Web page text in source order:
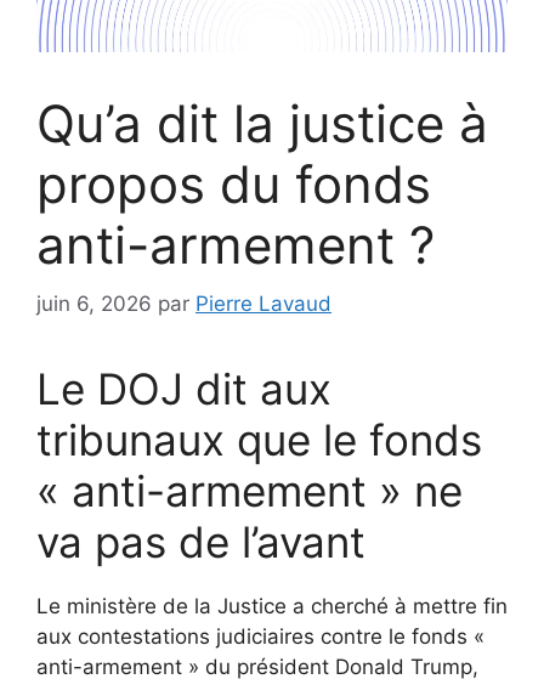
Qu’a dit la justice à
propos du fonds
anti-armement ?
juin 6, 2026 par Pierre Lavaud
Le DOJ dit aux
tribunaux que le fonds
« anti-armement » ne
va pas de l’avant
Le ministère de la Justice a cherché à mettre fin
aux contestations judiciaires contre le fonds «
anti-armement » du président Donald Trump,